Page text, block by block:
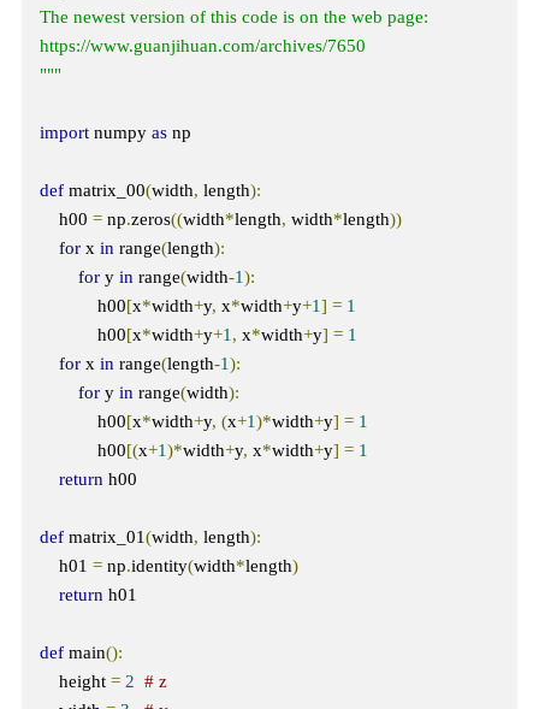
The newest version of this code is on the web page:
https://www.guanjihuan.com/archives/7650
"""
import numpy as np
def matrix_00(width, length):
    h00
= np.zeros((width*length, width*length))
for x in range(length):
for y in range(width-1):
            h00
[x*width+y, x*width+y+1] = 1
            h00
[x*width+y+1, x*width+y] = 1
for x in range(length-1):
for y in range(width):
            h00
[x*width+y, (x+1)*width+y] = 1
            h00
[(x+1)*width+y, x*width+y] = 1
return h00
def matrix_01(width, length):
    h01
= np.identity(width*length)
return h01
def main():
    height
= 2 # z